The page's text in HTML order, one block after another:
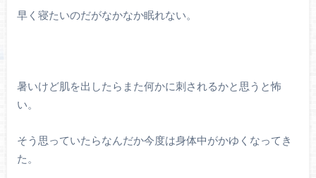
早く寝たいのだがなかなか眠れない。
暑いけど肌を出したらまた何かに刺されるかと思うと怖
い。
そう思っていたらなんだか今度は身体中がかゆくなってき
た。